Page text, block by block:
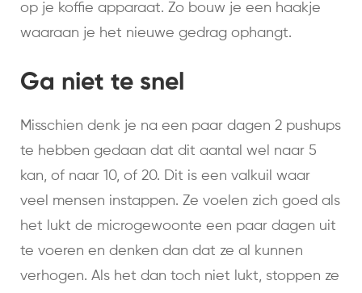
op je koffie apparaat. Zo bouw je een haakje
waaraan je het nieuwe gedrag ophangt.
Ga niet te snel
Misschien denk je na een paar dagen 2 pushups
te hebben gedaan dat dit aantal wel naar 5
kan, of naar 10, of 20. Dit is een valkuil waar
veel mensen instappen. Ze voelen zich goed als
het lukt de microgewoonte een paar dagen uit
te voeren en denken dan dat ze al kunnen
verhogen. Als het dan toch niet lukt, stoppen ze